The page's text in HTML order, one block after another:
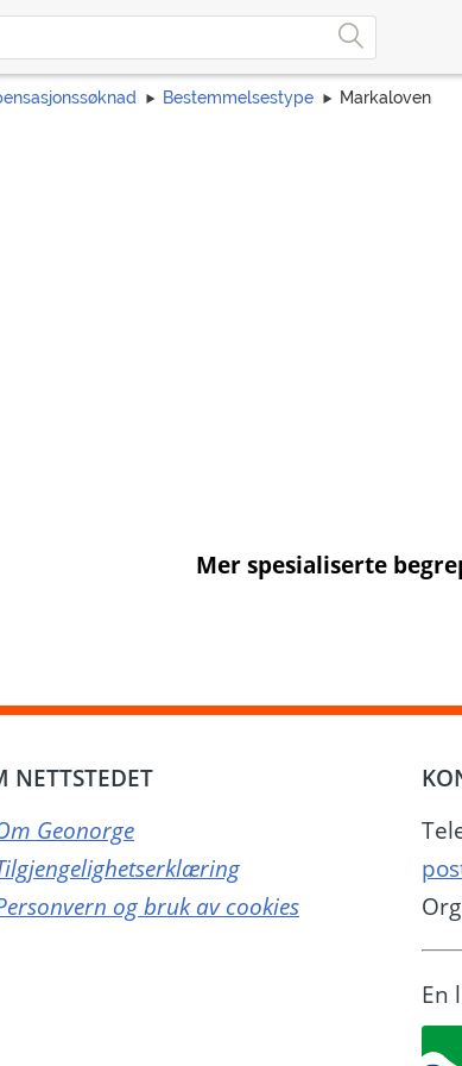
Bestemmelsestype Markaloven
Mer spesialiserte